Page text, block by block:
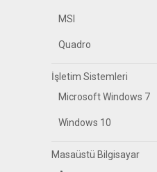
MSI
Quadro
İşletim Sistemleri
Microsoft Windows 7
Windows 10
Masaüstü Bilgisayar